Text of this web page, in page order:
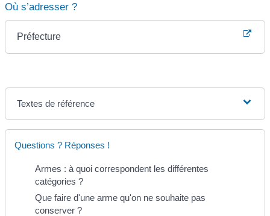
Où s’adresser ?
Préfecture
Textes de référence
Questions ? Réponses !
Armes : à quoi correspondent les différentes
catégories ?
Que faire d'une arme qu'on ne souhaite pas
conserver ?